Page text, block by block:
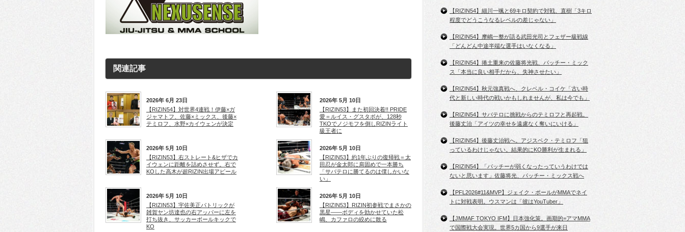
関連記事
2026年 6月 23日
【RIZIN54】対世界4連戦！伊藤×ガ
ジャマトフ、佐藤×ミックス、後藤×
テミロフ、水野×カイウェンが決定
2026年 5月 10日
【RIZIN53】また初回決着!! PRIDE
愛＝ルイス・グスタボが、128秒
TKOでノジモフを倒しRIZINライト
級王者に
2026年 5月 10日
【RIZIN53】右ストレート&ヒザでカ
イウェンに距離を詰めさせず。右で
KOした高木が超RIZIN出場アピール
2026年 5月 10日
【RIZIN53】約1年ぶりの復帰戦＝太
田忍が金太郎に肩固めで一本勝ち
「サバテロに勝てるのは僕しかいな
い」
2026年 5月 10日
【RIZIN53】宇佐美正パトリックが
雑賀ヤン坊達也の右アッパーに左を
打ち抜き、サッカーボールキックで
KO
2026年 5月 10日
【RIZIN53】RIZIN初参戦でまさかの
黒星——ボディを効かせていた松
嶋、カファロの絞めに散る
【RIZIN54】細川一颯と69キロ契約で対戦、直樹「3キロ
程度でどうこうなるレベルの差じゃない」
【RIZIN54】摩嶋一整が語る武田光司とフェザー級戦線
「どんどん中途半端な選手はいなくなる」
【RIZIN54】捲土重来の佐藤将光戦、パッチー・ミック
ス「本当に良い相手だから、失神させたい」
【RIZIN54】秋元強真戦へ、クレベル・コイケ「古い時
代と新しい時代の戦いかもしれませんが、私は今でも」
【RIZIN54】サバテロに挑戦からのテミロフと再起戦。
後藤丈治「アイツの幸せを遠慮なく奪いにいける」
【RIZIN54】後藤丈治戦へ。アジスベク・テミロフ「狙
っているわけじゃない。結果的にKO勝利が生まれる」
【RIZIN54】「パッチーが弱くなったっていうわけでは
ないと思います」佐藤将光、パッチー・ミックス戦へ
【PFL2026#11&MVP】ジェイク・ポールがMMAでネイ
トに対戦表明。ウスマンは「彼はYouTuber」
【JMMAF TOKYO IFM】日本強化策。画期的=アマMMA
で国際戦大会実現。世界5カ国から9選手が来日